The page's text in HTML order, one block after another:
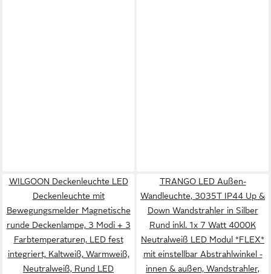
WILGOON Deckenleuchte LED
Deckenleuchte mit
Bewegungsmelder Magnetische
runde Deckenlampe, 3 Modi + 3
Farbtemperaturen, LED fest
integriert, Kaltweiß, Warmweiß,
Neutralweiß, Rund LED
TRANGO LED Außen-
Wandleuchte, 3035T IP44 Up &
Down Wandstrahler in Silber
Rund inkl. 1x 7 Watt 4000K
Neutralweiß LED Modul *FLEX*
mit einstellbar Abstrahlwinkel -
innen & außen, Wandstrahler,